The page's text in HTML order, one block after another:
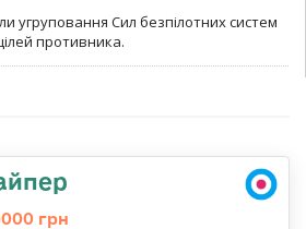
угруповання Сил безпілотних систем
противника.
грн